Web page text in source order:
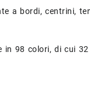
a bordi, centrini,
in 98 colori, di cui